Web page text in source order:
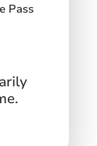
Pass